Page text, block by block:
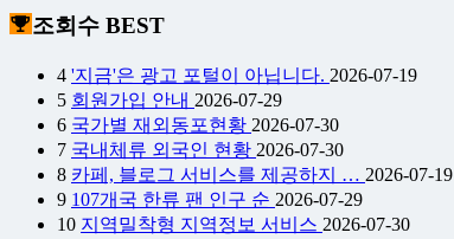
조회수 BEST
4 '지금'은 광고 포털이 아닙니다. 2026-07-19
5 회원가입 안내 2026-07-29
6 국가별 재외동포현황 2026-07-30
7 국내체류 외국인 현황 2026-07-30
8 카페, 블로그 서비스를 제공하지 … 2026-07-19
9 107개국 한류 팬 인구 순 2026-07-29
10 지역밀착형 지역정보 서비스 2026-07-30